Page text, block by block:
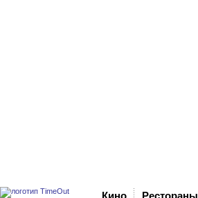
Кино Рестораны